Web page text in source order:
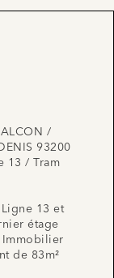
/
93200
13 / Tram
13 et
étage
Immobilier
de 83m²